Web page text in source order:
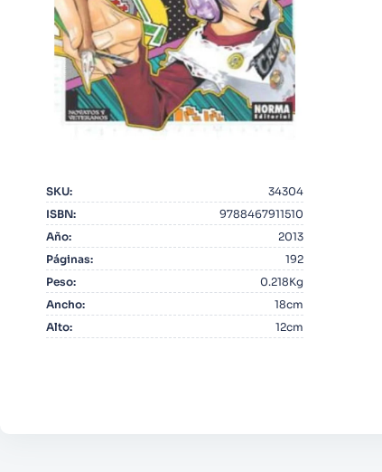
SKU:
34304
ISBN:
9788467911510
Año:
2013
Páginas:
192
Peso:
0.218Kg
Ancho:
18cm
Alto: 12cm